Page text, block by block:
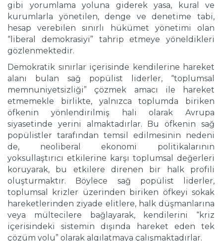
gibi yorumlama yoluna giderek yasa, kural ve
kurumlarla yönetilen, denge ve denetime tabi,
hesap verebilen sınırlı hükümet yönetimi olan
“liberal demokrasiyi” tahrip etmeye yöneldikleri
gözlenmektedir.
Demokratik sınırlar içerisinde kendilerine hareket
alanı bulan sağ popülist liderler, “toplumsal
memnuniyetsizliği” çözmek amacı ile hareket
etmemekle birlikte, yalnızca toplumda biriken
öfkenin yönlendirilmiş hali olarak Avrupa
siyasetinde yerini almaktadırlar. Bu öfkenin sağ
popülistler tarafından temsil edilmesinin nedeni
de, neoliberal ekonomi politikalarının
yoksullaştırıcı etkilerine karşı toplumsal değerleri
koruyarak, bu etkilere direnen bir halk profili
oluşturmaktır. Böylece sağ popülist liderler,
toplumsal krizler üzerinden biriken öfkeyi sokak
hareketlerinden ziyade elitlere, halk düşmanlarına
veya mültecilere bağlayarak, kendilerini “kriz
içerisindeki sistemin dışında hareket eden tek
çözüm yolu” olarak algılatmaya çalışmaktadırlar.